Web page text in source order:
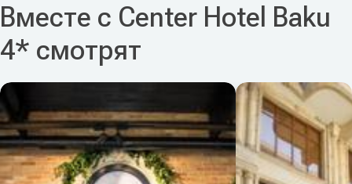
Вместе с Center Hotel Baku
4* смотрят